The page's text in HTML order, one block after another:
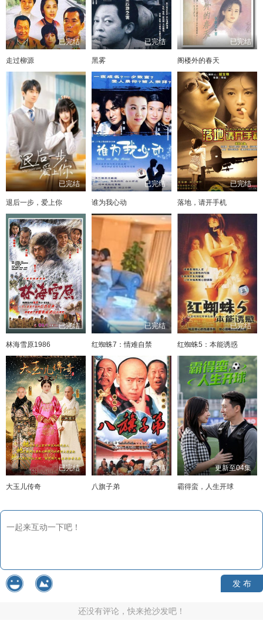
已完结
走过柳源
已完结
黑雾
已完结
阁楼外的春天
已完结
退后一步，爱上你
已完结
谁为我心动
已完结
落地，请开手机
已完结
林海雪原1986
已完结
红蜘蛛7：情难自禁
已完结
红蜘蛛5：本能诱惑
已完结
大玉儿传奇
已完结
八旗子弟
更新至04集
霸得蛮，人生开球
发 布
还没有评论，快来抢沙发吧！